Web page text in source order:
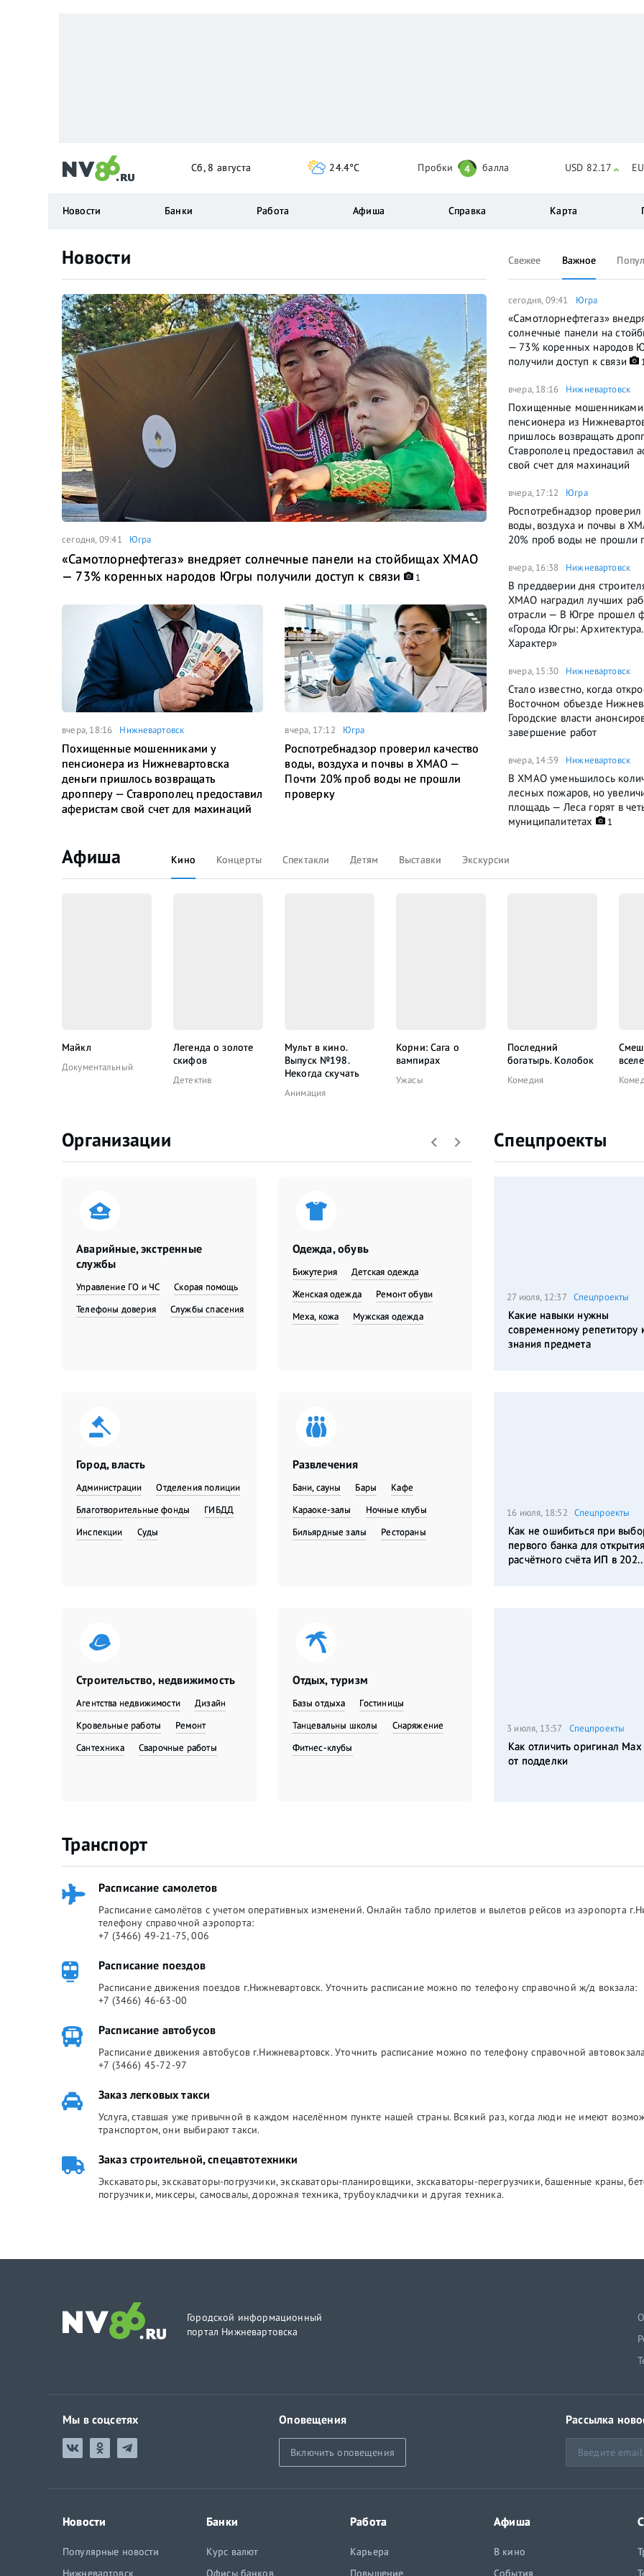
Новости
сегодня, 09:41 Югра
«Самотлорнефтегаз» внедряет солнечные панели на стойбищах ХМАО
— 73% коренных народов Югры получили доступ к связи
1
вчера, 18:16 Нижневартовск
Похищенные мошенниками у
пенсионера из Нижневартовска
деньги пришлось возвращать
дропперу — Ставрополец предоставил
аферистам свой счет для махинаций
вчера, 17:12 Югра
Роспотребнадзор проверил качество
воды, воздуха и почвы в ХМАО —
Почти 20% проб воды не прошли
проверку
Свежее Важное
сегодня, 09:41 Югра
«Самотлорнефтегаз»
солнечные панели на
— 73% коренных народов
получили доступ к связи
вчера, 18:16 Нижневартовск
Похищенные
пенсионера из
пришлось возвращать
Ставрополец предоставил
свой счет для махинаций
вчера, 17:12 Югра
Роспотребнадзор проверил
воды, воздуха и почвы в
20% проб воды не прошли
вчера, 16:38 Нижневартовск
В преддверии дня
ХМАО наградил лучших
отрасли — В Югре прошел
«Города Югры:
Характер»
вчера, 15:30 Нижневартовск
Стало известно, когда
Восточном объезде
Городские власти
завершение работ
вчера, 14:59 Нижневартовск
В ХМАО уменьшилось
лесных пожаров, но
площадь — Леса горят в
муниципалитетах
1
Афиша Кино Концерты Спектакли Детям Выставки Экскурсии
Майкл
Документальный
Легенда о золоте
скифов
Детектив
Мульт в кино.
Выпуск №198.
Некогда скучать
Анимация
Корни: Сага о
вампирах
Ужасы
Последний
богатырь. Колобок
Комедия
Организации
Аварийные, экстренные
службы
Управление ГО и ЧС
Скорая помощь
Телефоны доверия
Службы спасения
Город, власть
Администрации
Отделения полиции
Благотворительные фонды
ГИБДД
Инспекции
Суды
Строительство, недвижимость
Агентства недвижимости
Дизайн
Кровельные работы
Ремонт
Сантехника
Сварочные работы
Одежда, обувь
Бижутерия
Детская одежда
Женская одежда
​Ремонт обуви
Меха, кожа
Мужская одежда
Развлечения
Бани, сауны Бары
Кафе
Караоке-залы
Ночные клубы
Бильярдные залы
Рестораны
Отдых, туризм
Базы отдыха
Гостиницы
Танцевальны школы
Снаряжение
Фитнес-клубы
Спецпроекты
27 июля, 12:37 Спецпроекты
Какие навыки нужны
современному репетитору
знания предмета
16 июля, 18:52 Спецпроекты
Как не ошибиться при
первого банка для открытия
расчётного счёта ИП в
3 июля, 13:57 Спецпроекты
Как отличить оригинал
от подделки
Транспорт
Расписание самолетов
Расписание самолётов с учетом оперативных изменений. Онлайн табло прилетов и вылетов рейсов из аэропорта
телефону справочной аэропорта:
+7 (3466) 49-21-75, 006
Расписание поездов
Расписание движения поездов г.Нижневартовск. Уточнить расписание можно по телефону справочной ж/д вокзала:
+7 (3466) 46-63-00
Расписание автобусов
Расписание движения автобусов г.Нижневартовск. Уточнить расписание можно по телефону справочной
+7 (3466) 45-72-97
Заказ легковых такси
Услуга, ставшая уже привычной в каждом населённом пункте нашей страны. Всякий раз, когда люди не имеют
транспортом, они выбирают такси.
Заказ строительной, спецавтотехники
Экскаваторы, экскаваторы-погрузчики, экскаваторы-планировщики, экскаваторы-перегрузчики, башенные краны,
погрузчики, миксеры, самосвалы, дорожная техника, трубоукладчики и другая техника.
Сб, 8 августа 24.4°C Пробки 4 балла USD 82.17
Новости Банки Работа Афиша Справка Карта
Городской информационный
портал Нижневартовска
Мы в соцсетях Оповещения
Включить оповещения
Рассылка
Новости
Популярные новости
Нижневартовск
Банки
Курс валют
Офисы банков
Работа
Карьера
Повышение
Афиша
В кино
События